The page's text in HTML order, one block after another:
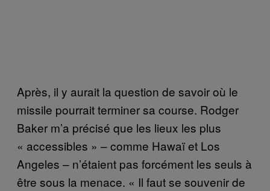
Après, il y aurait la question de savoir où le
missile pourrait terminer sa course. Rodger
Baker m’a précisé que les lieux les plus
« accessibles » – comme Hawaï et Los
Angeles – n’étaient pas forcément les seuls à
être sous la menace. « Il faut se souvenir de